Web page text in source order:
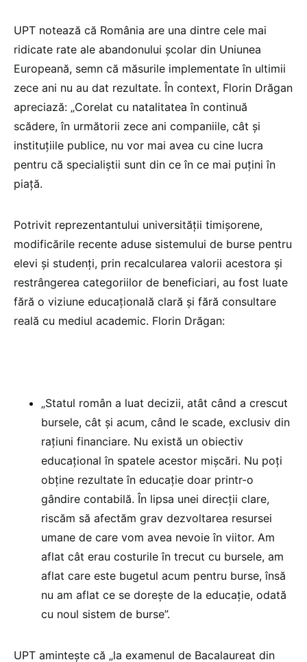
UPT notează că România are una dintre cele mai
ridicate rate ale abandonului școlar din Uniunea
Europeană, semn că măsurile implementate în ultimii
zece ani nu au dat rezultate. În context, Florin Drăgan
apreciază: „Corelat cu natalitatea în continuă
scădere, în următorii zece ani companiile, cât și
instituțiile publice, nu vor mai avea cu cine lucra
pentru că specialiștii sunt din ce în ce mai puțini în
piață.
Potrivit reprezentantului universității timișorene,
modificările recente aduse sistemului de burse pentru
elevi și studenți, prin recalcularea valorii acestora și
restrângerea categoriilor de beneficiari, au fost luate
fără o viziune educațională clară și fără consultare
reală cu mediul academic. Florin Drăgan:
„Statul român a luat decizii, atât când a crescut
bursele, cât și acum, când le scade, exclusiv din
rațiuni financiare. Nu există un obiectiv
educațional în spatele acestor mișcări. Nu poți
obține rezultate în educație doar printr-o
gândire contabilă. În lipsa unei direcții clare,
riscăm să afectăm grav dezvoltarea resursei
umane de care vom avea nevoie în viitor. Am
aflat cât erau costurile în trecut cu bursele, am
aflat care este bugetul acum pentru burse, însă
nu am aflat ce se dorește de la educație, odată
cu noul sistem de burse”.
UPT amintește că „la examenul de Bacalaureat din